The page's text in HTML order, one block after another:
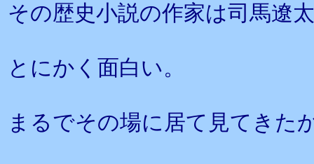
その歴史小説の作家は司馬遼
とにかく面白い。
まるでその場に居て見てきた